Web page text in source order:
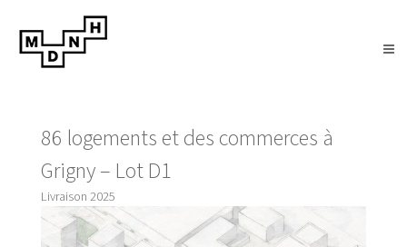
86 logements et des commerces à
Grigny – Lot D1
Livraison 2025